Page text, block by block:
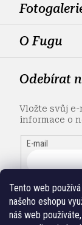
Tento web
našeho eshopu
náš web
O Fugu
Odebírat
Vložte svůj
informace o
E-mail